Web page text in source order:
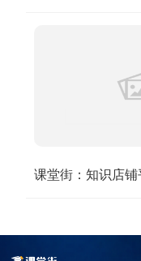
课堂街：知识店